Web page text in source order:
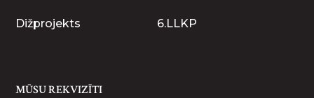
Dižprojekts 6.LLKP
MŪSU REKVIZĪTI